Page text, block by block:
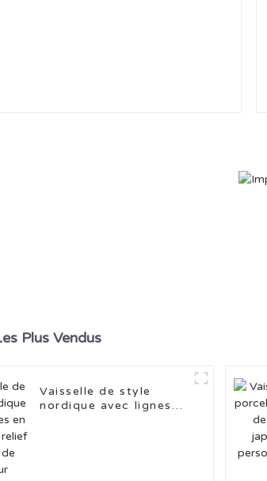
Plus Vendus
Vaisselle de style
nordique avec lignes